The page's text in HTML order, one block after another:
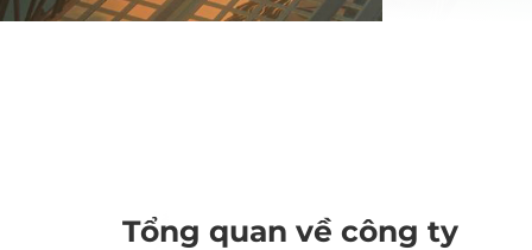
Tổng quan về công ty